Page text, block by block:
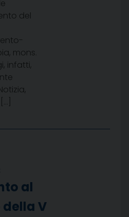
del
mons.
infatti,
al
V